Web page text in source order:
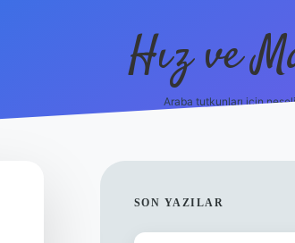
Hız ve
Araba tutkunları için
SIDEBAR
SON YAZILAR